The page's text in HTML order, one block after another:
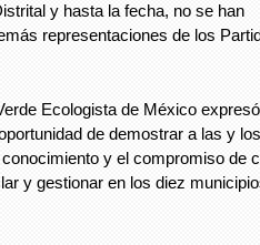
y hasta la fecha, no se han
representaciones de los
Ecologista de México expresó
de demostrar a las y los
y el compromiso de
y gestionar en los diez